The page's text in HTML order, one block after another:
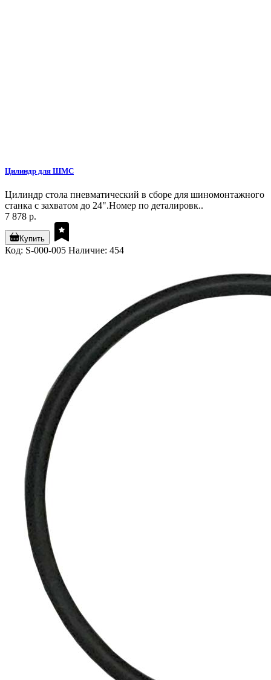
Цилиндр для ШМС
Цилиндр стола пневматический в сборе для шиномонтажного
станка с захватом до 24".Номер по деталировк..
7 878 р.
Купить
Код: S-000-005 Наличие: 454